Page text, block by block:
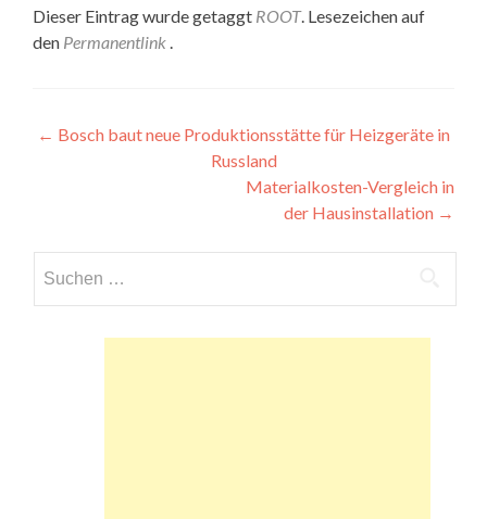
Dieser Eintrag wurde getaggt ROOT. Lesezeichen auf
den Permanentlink .
Beitragsnavigation
← Bosch baut neue Produktionsstätte für Heizgeräte in
Russland
Materialkosten-Vergleich in
der Hausinstallation →
nach: